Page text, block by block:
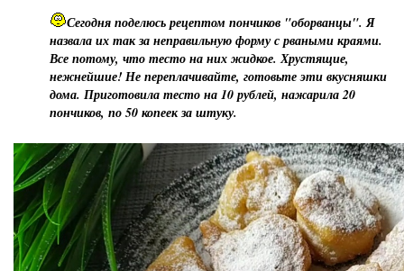
Сегодня поделюсь рецептом пончиков "оборванцы". Я
назвала их так за неправильную форму с рваными краями.
Все потому, что тесто на них жидкое. Хрустящие,
нежнейшие! Не переплачивайте, готовьте эти вкусняшки
дома. Приготовила тесто на 10 рублей, нажарила 20
пончиков, по 50 копеек за штуку.